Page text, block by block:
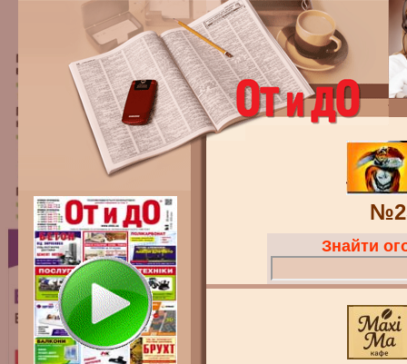
Знайти